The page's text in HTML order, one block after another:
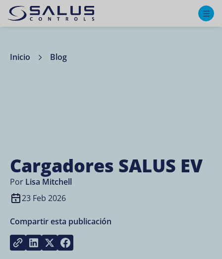
Inicio Blog
Cargadores SALUS EV
Por Lisa Mitchell
23 Feb 2026
Compartir esta publicación
Copy linkShare on LinkedIn
Share on Twitter